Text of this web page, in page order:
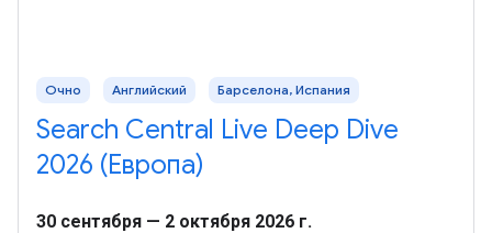
Очно Английский Барселона, Испания
Search Central Live Deep Dive
2026 (Европа)
30 сентября — 2 октября 2026 г.